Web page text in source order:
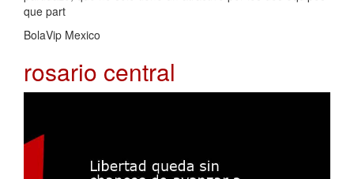
que part
BolaVip Mexico
rosario central